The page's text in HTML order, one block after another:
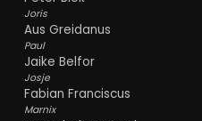
Joris
Aus Greidanus
Paul
Jaike Belfor
Josje
Fabian Franciscus
Marnix